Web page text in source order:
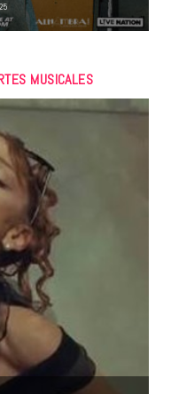
MUSICALES